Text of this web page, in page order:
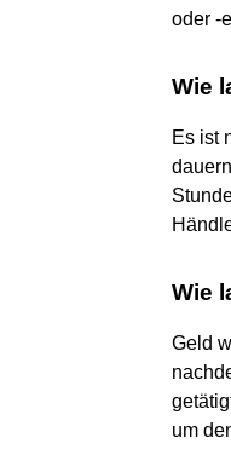
oder -
Wie
Es ist
Wie
Geld
um